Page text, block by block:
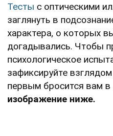
Тесты с оптическими
заглянуть в
характера, о которых
догадывались. Чтобы
психологическое
зафиксируйте
первым бросится вам в
изображение ниже.